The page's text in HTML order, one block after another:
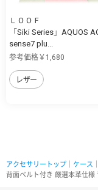
ＬＯＯＦ
「Siki Series」AQUOS
sense7 plu...
参考価格￥1,680
レザー
アクセサリートップ ケース
背面ベルト付き 厳選本革仕様